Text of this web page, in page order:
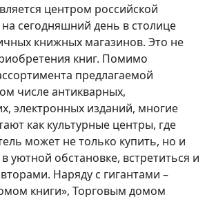
центром российской
на сегодняшний день в столице
книжных магазинов. Это не
книг. Помимо
предлагаемой
числе антикварных,
электронных изданий, многие
как культурные центры, где
может не только купить, но и
уютной обстановке, встретиться и
Наряду с гигантами –
книги», Торговым домом